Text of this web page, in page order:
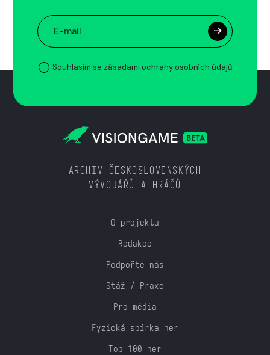
Souhlasím se zásadami ochrany osobních údajů
ARCHIV ČESKOSLOVENSKÝCH
VÝVOJÁŘŮ A HRÁČŮ
O projektu
Redakce
Podpořte nás
Stáž / Praxe
Pro média
Fyzická sbírka her
Top 100 her